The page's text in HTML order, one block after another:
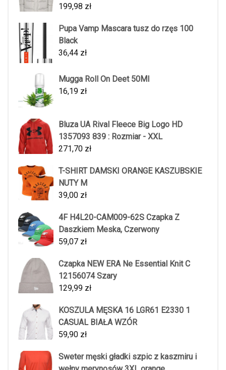
199,98 zł
Pupa Vamp Mascara tusz do rzęs 100
Black
36,44 zł
Mugga Roll On Deet 50Ml
16,19 zł
Bluza UA Rival Fleece Big Logo HD
1357093 839 : Rozmiar - XXL
271,70 zł
T-SHIRT DAMSKI ORANGE KASZUBSKIE
NUTY M
39,00 zł
4F H4L20-CAM009-62S Czapka Z
Daszkiem Meska, Czerwony
59,07 zł
Czapka NEW ERA Ne Essential Knit C
12156074 Szary
129,99 zł
KOSZULA MĘSKA 16 LGR61 E2330 1
CASUAL BIAŁA WZÓR
59,90 zł
Sweter męski gładki szpic z kaszmiru i